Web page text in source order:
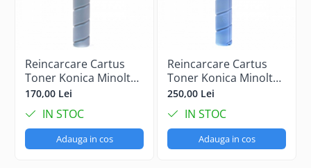
Reincarcare Cartus
Toner Konica Minolta
Bizhub C458 Black
170,00 Lei
IN STOC
Adauga in cos
Reincarcare Cartus
Toner Konica Minolta
Bizhub C458 Cyan
250,00 Lei
IN STOC
Adauga in cos